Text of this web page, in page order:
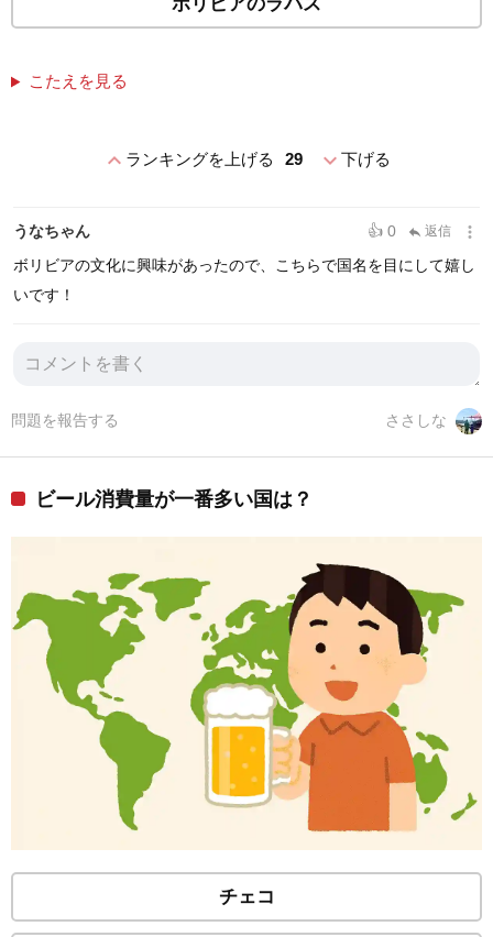
こたえを見る
expand_lessランキングを上げる 29 expand_more下げる
うなちゃん 👍 0 reply 返信 more_vert
ボリビアの文化に興味があったので、こちらで国名を目にして嬉し
いです！
ささしな
問題を報告する
ビール消費量が一番多い国は？
チェコ